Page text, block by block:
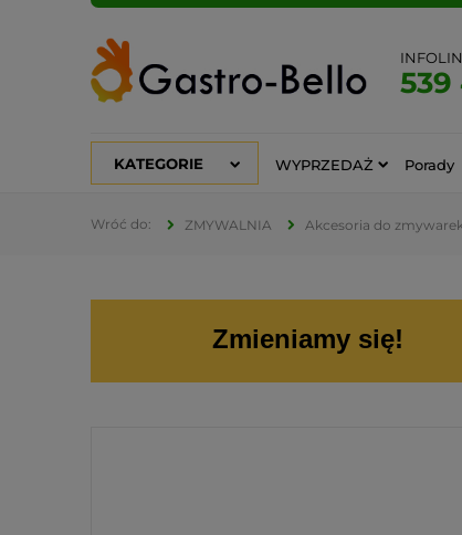
KATEGORIE WYPRZEDAŻ Porady
ZMYWALNIA Akcesoria do
Zmieniamy się!